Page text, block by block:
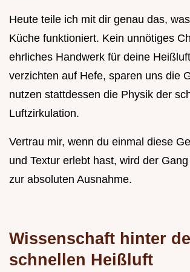
Heute teile ich mit dir genau das,
Küche funktioniert. Kein unnötiges
ehrliches Handwerk für deine
verzichten auf Hefe, sparen uns die
nutzen stattdessen die Physik der
Luftzirkulation.
Vertrau mir, wenn du einmal diese
und Textur erlebt hast, wird der
zur absoluten Ausnahme.
Wissenschaft hinter
schnellen Heißluft